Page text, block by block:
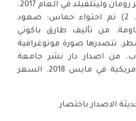
اصدار دار نشر رومان وليتلفيلد في العام 2017.
السعر 14 £. 2) تم احتواء حماس: صعود
من تأليف طارق باكوني
تتصدرها صورة فوتوغرافية
من اصدار دار نشر جامعة
ستانفورد الأمريكية في مايس 2018. السعر
الاصدار باختصار